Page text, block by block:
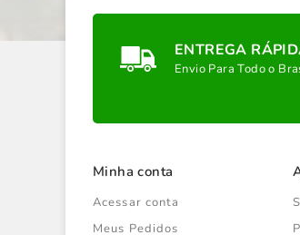
ENTREGA
Envio Para Todo o
Minha conta
Acessar conta
Meus Pedidos